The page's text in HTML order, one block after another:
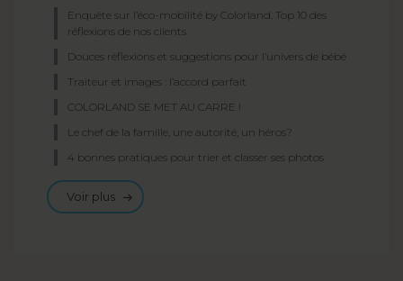
Enquête sur l’éco-mobilité by Colorland. Top 10 des
réflexions de nos clients
Douces réflexions et suggestions pour l’univers de bébé
Traiteur et images : l’accord parfait
COLORLAND SE MET AU CARRE !
Le chef de la famille, une autorité, un héros?
4 bonnes pratiques pour trier et classer ses photos
Voir plus